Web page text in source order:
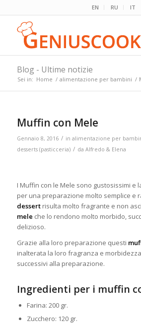
EN RU IT
Blog - Ultime notizie
Sei in: Home / alimentazione per bambini /
Muffin con Mele
Gennaio 8, 2016 / in alimentazione per
desserts (pasticceria) / da Alfredo & Elena
I Muffin con le Mele sono gustosissimi e
per una preparazione molto semplice e
dessertrisulta molto fragrante e non
mele che lo rendono molto morbido,
delizioso.
Grazie alla loro preparazione questi
inalterata la loro fragranza e
successivi alla preparazione.
Ingredienti per i muffin
Farina: 200 gr.
Zucchero: 120 gr.